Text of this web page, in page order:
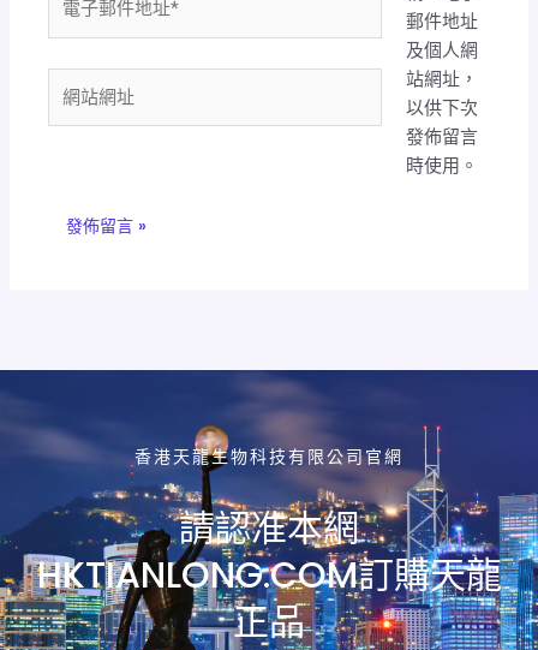
子
地
站
郵件地址
及個人網
站網址，
以供下次
發佈留言
時使用。
香港天龍生物科技有限公司官網
請認准本網
HKTIANLONG.COM訂購天龍
正品